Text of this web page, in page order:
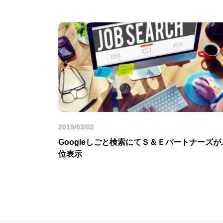
2019/03/02
Googleしごと検索にてＳ＆Ｅパートナーズが
位表示